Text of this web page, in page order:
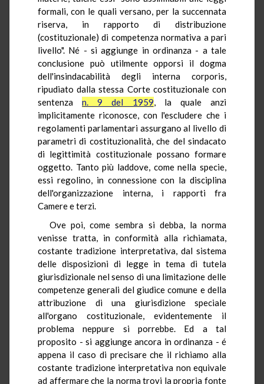
formali, con le quali versano, per la succennata
riserva, in rapporto di distribuzione
(costituzionale) di competenza normativa a pari
livello". Né - si aggiunge in ordinanza - a tale
conclusione può utilmente opporsi il dogma
dell'insindacabilità degli interna corporis,
ripudiato dalla stessa Corte costituzionale con
sentenzan. 9 del 1959, la quale anzi
implicitamente riconosce, con l'escludere che i
regolamenti parlamentari assurgano al livello di
parametri di costituzionalità, che del sindacato
di legittimità costituzionale possano formare
oggetto. Tanto più laddove, come nella specie,
essi regolino, in connessione con la disciplina
dell'organizzazione interna, i rapporti fra
Camere e terzi.
Ove poi, come sembra si debba, la norma
venisse tratta, in conformità alla richiamata,
costante tradizione interpretativa, dal sistema
delle disposizioni di legge in tema di tutela
giurisdizionale nel senso di una limitazione delle
competenze generali del giudice comune e della
attribuzione di una giurisdizione speciale
all'organo costituzionale, evidentemente il
problema neppure si porrebbe. Ed a tal
proposito - si aggiunge ancora in ordinanza - é
appena il caso di precisare che il richiamo alla
costante tradizione interpretativa non equivale
ad affermare che la norma trovi la propria fonte